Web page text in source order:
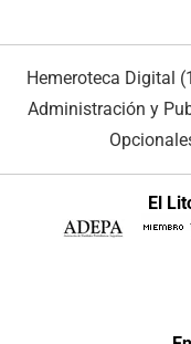
Hemeroteca Digital
Administración y
El